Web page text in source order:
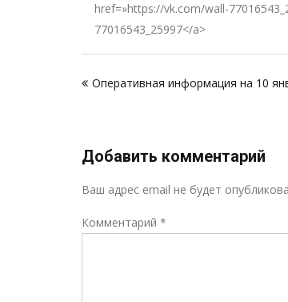
href=»https://vk.com/wall-
77016543_25997</a>
поОперативная информация на 10
Добавить комментарий
Ваш адрес email не будет
Комментарий *